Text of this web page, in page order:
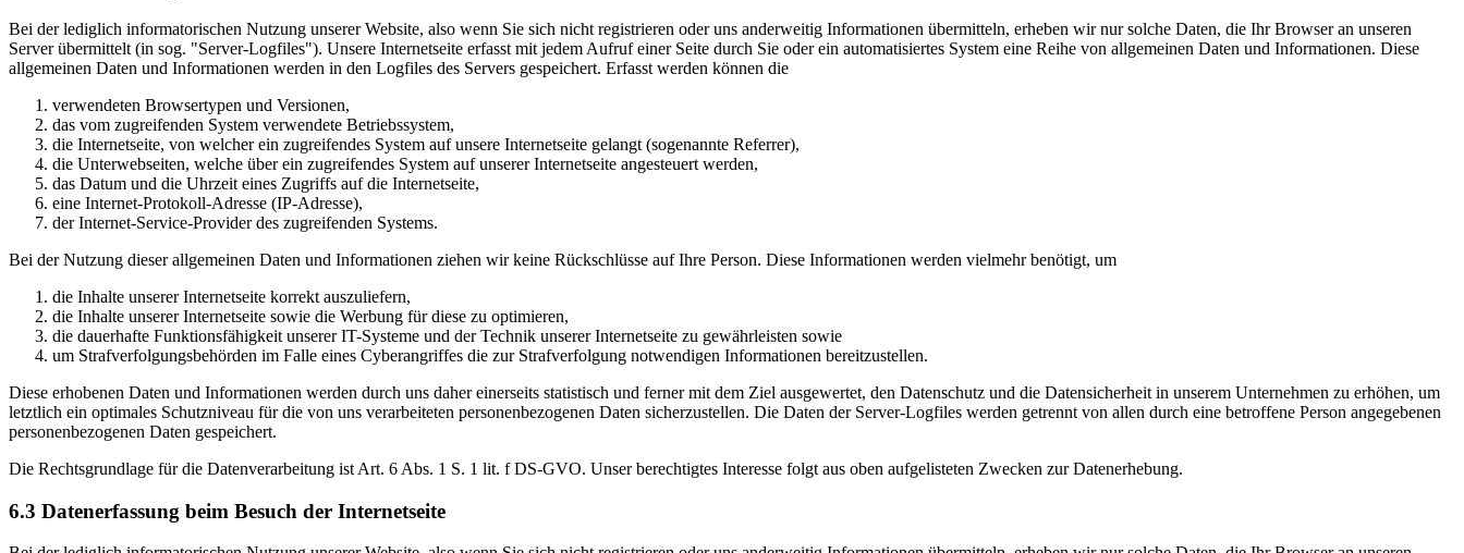
Bei der lediglich informatorischen Nutzung unserer Website, also wenn Sie sich nicht registrieren oder uns anderweitig Informationen übermitteln, erheben wir nur solche Daten, die Ihr Browser an unseren
Server übermittelt (in sog. "Server-Logfiles"). Unsere Internetseite erfasst mit jedem Aufruf einer Seite durch Sie oder ein automatisiertes System eine Reihe von allgemeinen Daten und Informationen. Diese
allgemeinen Daten und Informationen werden in den Logfiles des Servers gespeichert. Erfasst werden können die
verwendeten Browsertypen und Versionen,
das vom zugreifenden System verwendete Betriebssystem,
die Internetseite, von welcher ein zugreifendes System auf unsere Internetseite gelangt (sogenannte Referrer),
die Unterwebseiten, welche über ein zugreifendes System auf unserer Internetseite angesteuert werden,
das Datum und die Uhrzeit eines Zugriffs auf die Internetseite,
eine Internet-Protokoll-Adresse (IP-Adresse),
der Internet-Service-Provider des zugreifenden Systems.
Bei der Nutzung dieser allgemeinen Daten und Informationen ziehen wir keine Rückschlüsse auf Ihre Person. Diese Informationen werden vielmehr benötigt, um
die Inhalte unserer Internetseite korrekt auszuliefern,
die Inhalte unserer Internetseite sowie die Werbung für diese zu optimieren,
die dauerhafte Funktionsfähigkeit unserer IT-Systeme und der Technik unserer Internetseite zu gewährleisten sowie
um Strafverfolgungsbehörden im Falle eines Cyberangriffes die zur Strafverfolgung notwendigen Informationen bereitzustellen.
Diese erhobenen Daten und Informationen werden durch uns daher einerseits statistisch und ferner mit dem Ziel ausgewertet, den Datenschutz und die Datensicherheit in unserem Unternehmen zu erhöhen, um
letztlich ein optimales Schutzniveau für die von uns verarbeiteten personenbezogenen Daten sicherzustellen. Die Daten der Server-Logfiles werden getrennt von allen durch eine betroffene Person angegebenen
personenbezogenen Daten gespeichert.
Die Rechtsgrundlage für die Datenverarbeitung ist Art. 6 Abs. 1 S. 1 lit. f DS-GVO. Unser berechtigtes Interesse folgt aus oben aufgelisteten Zwecken zur Datenerhebung.
6.3 Datenerfassung beim Besuch der Internetseite